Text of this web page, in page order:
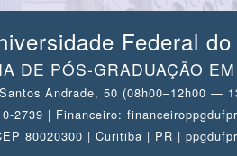
Federal
DE PÓS-GRADUAÇÃO
Andrade, 50 (08h00–12h00 —
2739 | Financeiro:
80020300 | Curitiba | PR |